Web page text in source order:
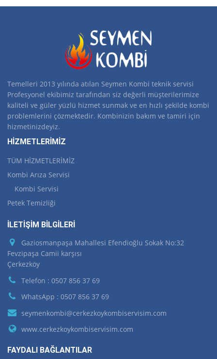
Temelleri 2013 yılında atılan Seymen Kombi teknik servisi
Profesyonel ekibimiz tarafından siz değerli müşterilerimize
kaliteli ve güler yüzlü hizmet sunmak ve en hızlı şekilde kombi
problemlerini çözmektedir. Kombinizin bakım ve tamiri için
hizmetinizdeyiz.
HİZMETLERİMİZ
TÜM HİZMETLERİMİZ
Kombi Arıza Servisi
Kombi Servisi
Petek Temizliği
İLETİŞİM BİLGİLERİ
Gaziosmanpaşa Mahallesi Efendioğlu Sokak No:32
Fevzipaşa Camii karşısı
Çerkezköy
Telefon : 0507 856 37 69
WhatsApp : 0507 856 37 69
seymenkombi@cerkezkoykombiservisim.com
www.cerkezkoykombiservisim.com
FAYDALI BAĞLANTILAR